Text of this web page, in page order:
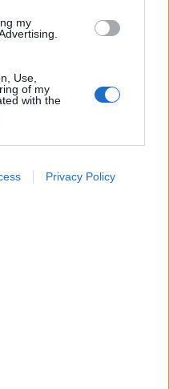
my
Use,
of my
with the
Privacy Policy